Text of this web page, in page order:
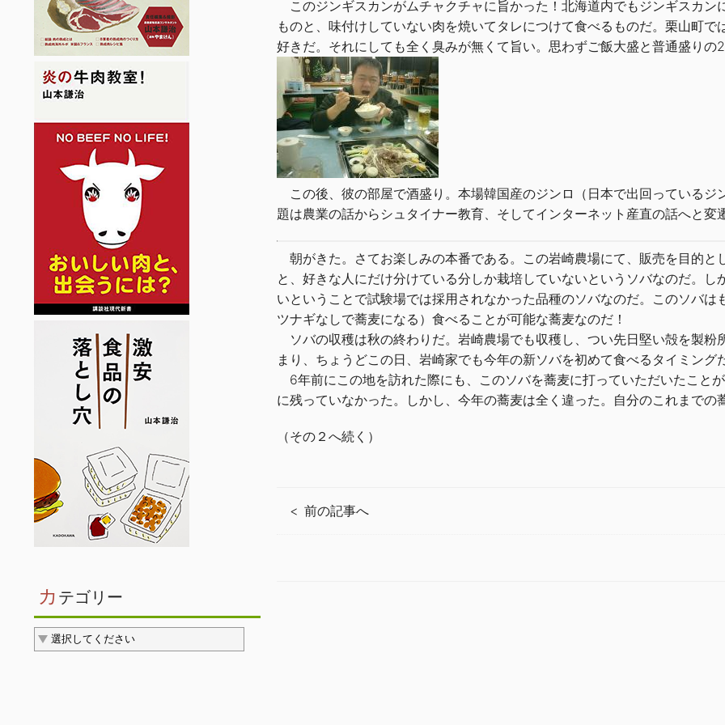
このジンギスカンがムチャクチャに旨かった！北海道内でもジンギスカ
ものと、味付けしていない肉を焼いてタレにつけて食べるものだ。栗山町
好きだ。それにしても全く臭みが無くて旨い。思わずご飯大盛と普通盛りの
この後、彼の部屋で酒盛り。本場韓国産のジンロ（日本で出回っているジ
題は農業の話からシュタイナー教育、そしてインターネット産直の話へと変
朝がきた。さてお楽しみの本番である。この岩崎農場にて、販売を目的
と、好きな人にだけ分けている分しか栽培していないというソバなのだ。
いということで試験場では採用されなかった品種のソバなのだ。このソバ
ツナギなしで蕎麦になる）食べることが可能な蕎麦なのだ！
ソバの収穫は秋の終わりだ。岩崎農場でも収穫し、つい先日堅い殻を製
まり、ちょうどこの日、岩崎家でも今年の新ソバを初めて食べるタイミング
6年前にこの地を訪れた際にも、このソバを蕎麦に打っていただいたこと
に残っていなかった。しかし、今年の蕎麦は全く違った。自分のこれまで
（その２へ続く）
前の記事へ
カ テゴリー